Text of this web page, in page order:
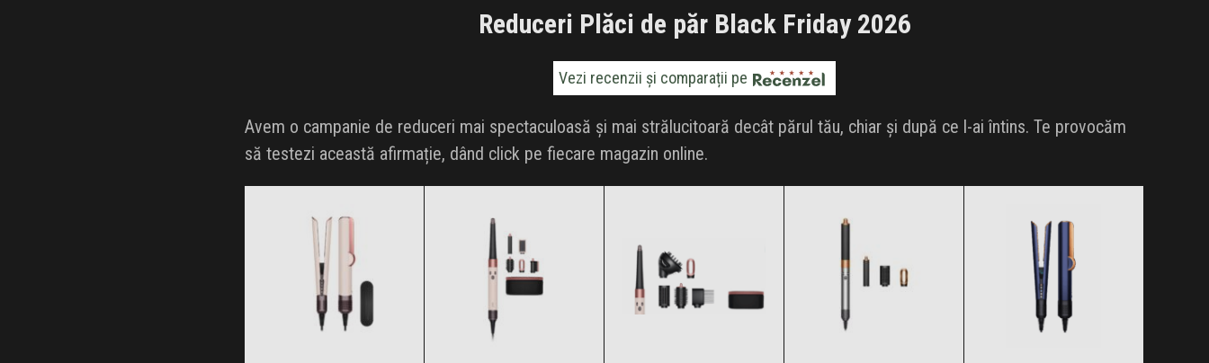
Reduceri Plăci de păr Black Friday 2026
Vezi recenzii și comparații pe
Avem o campanie de reduceri mai spectaculoasă și mai strălucitoară decât părul tău, chiar și după ce l-ai întins. Te provocăm
să testezi această afirmație, dând click pe fiecare magazin online.